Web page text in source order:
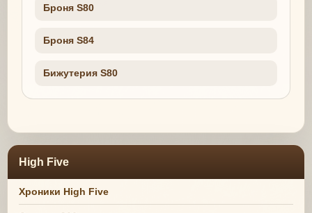
Броня S80
Броня S84
Бижутерия S80
High Five
Хроники High Five